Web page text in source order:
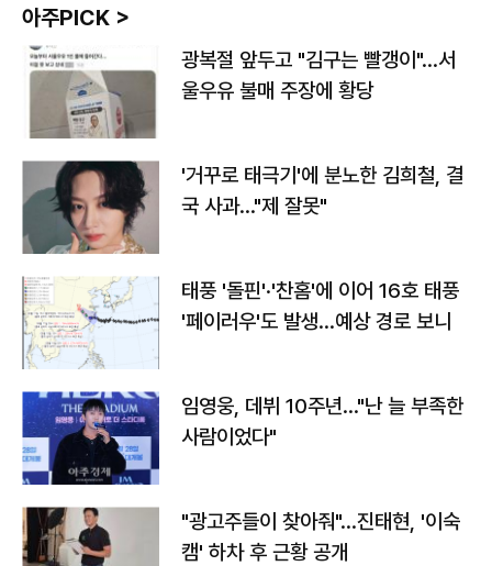
아주PICK >
광복절 앞두고 "김구는 빨갱이"…서
울우유 불매 주장에 황당
'거꾸로 태극기'에 분노한 김희철, 결
국 사과…"제 잘못"
태풍 '돌핀'·'찬홈'에 이어 16호 태풍
'페이러우'도 발생…예상 경로 보니
임영웅, 데뷔 10주년…"난 늘 부족한
사람이었다"
"광고주들이 찾아줘"…진태현, '이숙
캠' 하차 후 근황 공개